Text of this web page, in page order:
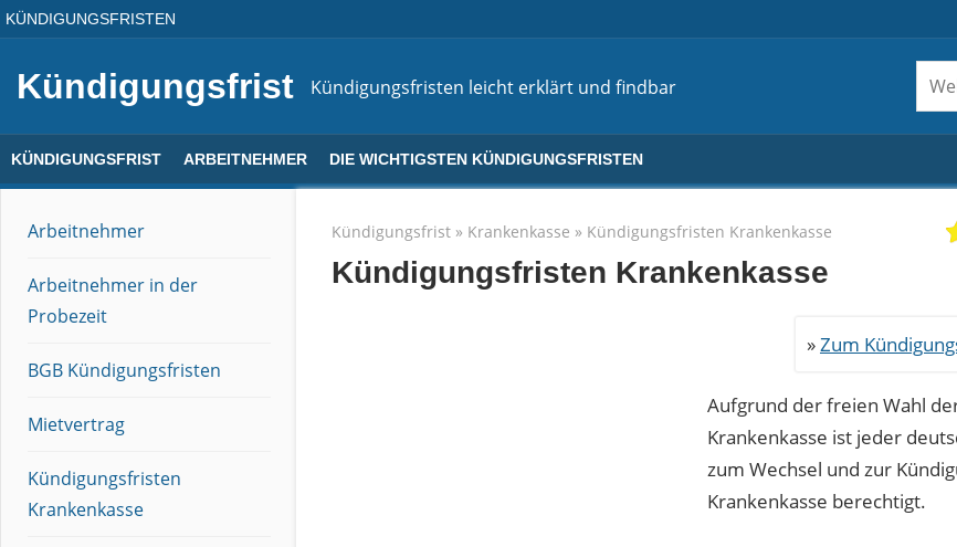
Direkt
Inhalt
KÜNDIGUNGSFRISTEN
Kündigungsfrist Kündigungsfristen leicht erklärt und findbar
KÜNDIGUNGSFRIST ARBEITNEHMER DIE WICHTIGSTEN KÜNDIGUNGSFRISTEN
Kündigungsfrist» Krankenkasse » Kündigungsfristen Krankenkasse
Kündigungsfristen Krankenkasse
Zum
Aufgrund der freien Wahl
Krankenkasse ist jeder
zum Wechsel und zur
Krankenkasse berechtigt.
Arbeitnehmer
Arbeitnehmer in der
Probezeit
BGB Kündigungsfristen
Mietvertrag
Kündigungsfristen
Krankenkasse